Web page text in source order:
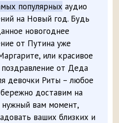
популярных аудио
на Новый год. Будь
новогоднее
от Путина уже
или красивое
поздравление от Деда
девочки Риты – любое
доставим на
нужный вам момент,
ваших близких и